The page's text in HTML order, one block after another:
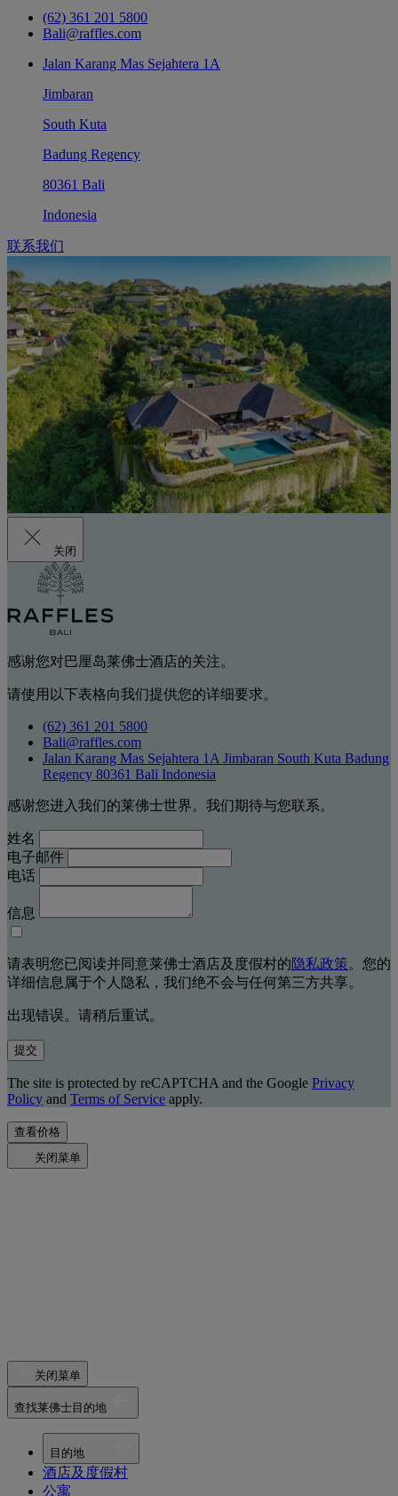
(62) 361 201 5800
Bali@raffles.com
Jalan Karang Mas Sejahtera 1A
Jimbaran
South Kuta
Badung Regency
80361 Bali
Indonesia
联系我们
关闭
感谢您对巴厘岛莱佛士酒店的关注。
请使用以下表格向我们提供您的详细要求。
(62) 361 201 5800
Bali@raffles.com
Jalan Karang Mas Sejahtera 1A Jimbaran South Kuta Badung
Regency 80361 Bali Indonesia
感谢您进入我们的莱佛士世界。我们期待与您联系。
姓名
电子邮件
电话
信息
请表明您已阅读并同意莱佛士酒店及度假村的隐私政策。您的
详细信息属于个人隐私，我们绝不会与任何第三方共享。
出现错误。请稍后重试。
提交
The site is protected by reCAPTCHA and the Google Privacy
Policy and Terms of Service apply.
查看价格
关闭菜单
关闭菜单
查找莱佛士目的地
目的地
酒店及度假村
公寓